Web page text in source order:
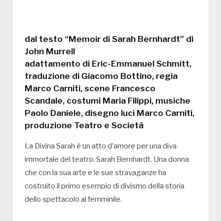
dal testo “Memoir di Sarah Bernhardt” di
John Murrell
adattamento di Eric-Emmanuel Schmitt,
traduzione di Giacomo Bottino, regia
Marco Carniti, scene Francesco
Scandale, costumi Maria Filippi, musiche
Paolo Daniele, disegno luci Marco Carniti,
produzione Teatro e Società
La Divina Sarah è un atto d’amore per una diva
immortale del teatro. Sarah Bernhardt. Una donna
che con la sua arte e le sue stravaganze ha
costruito il primo esempio di divismo della storia
dello spettacolo al femminile.